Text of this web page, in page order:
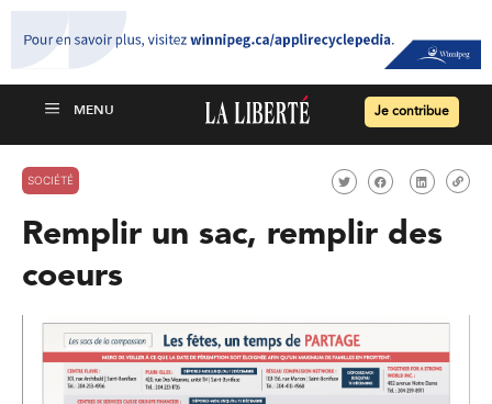
Je contribue
SOCIÉTÉ
Remplir un sac, remplir des
coeurs